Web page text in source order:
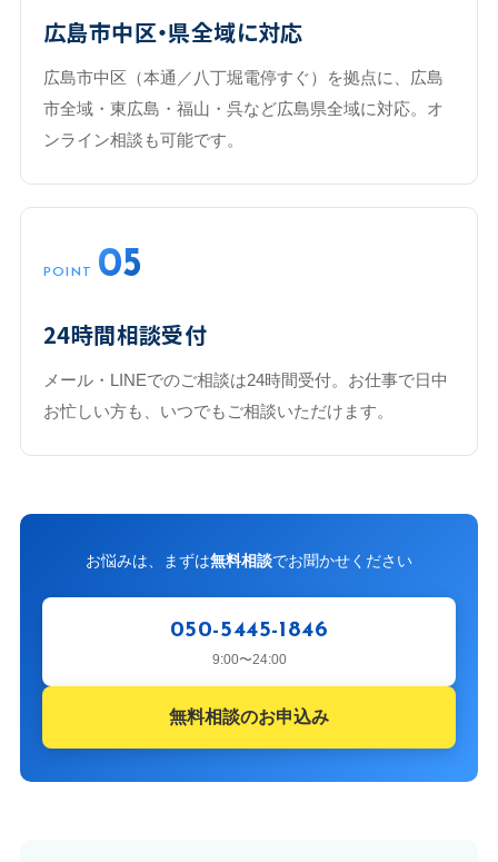
広島市中区・県全域に対応
広島市中区（本通／八丁堀電停すぐ）を拠点に、広島
市全域・東広島・福山・呉など広島県全域に対応。オ
ンライン相談も可能です。
POINT 05
24時間相談受付
メール・LINEでのご相談は24時間受付。お仕事で日中
お忙しい方も、いつでもご相談いただけます。
お悩みは、まずは無料相談でお聞かせください
050-5445-1846
9:00〜24:00
無料相談のお申込み